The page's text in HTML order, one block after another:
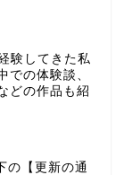
験してきた私
での体験談、
どの作品も紹
の【更新の通